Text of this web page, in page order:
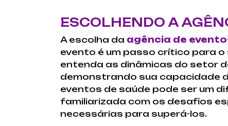
ESCOLHENDO A
A escolha da agência de
evento é um passo crítico para
entenda as dinâmicas do setor
demonstrando sua capacidade
eventos de saúde pode ser um
familiarizada com os desafios
necessárias para superá-los.